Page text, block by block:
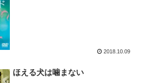
2018.10.09
ほえる犬は噛まない